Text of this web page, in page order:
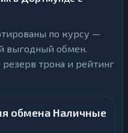
по курсу —
выгодный обмен.
трона и рейтинг
обмена Наличные